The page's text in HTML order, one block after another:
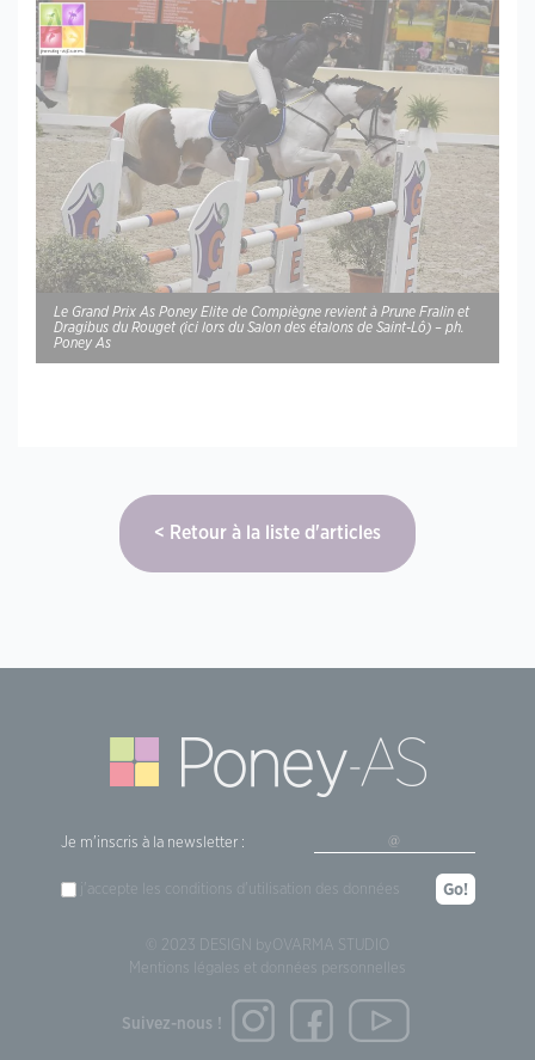
Le Grand Prix As Poney Elite de Compiègne revient à Prune Fralin et
Dragibus du Rouget (ici lors du Salon des étalons de Saint-Lô) – ph.
Poney As
Retour à la liste d'articles
© 2023 DESIGN by
OVARMA STUDIO
Mentions légales et données personnelles
Je m'inscris à la newsletter :
j'accepte les conditions d'utilisation des données Go!
Suivez-nous !